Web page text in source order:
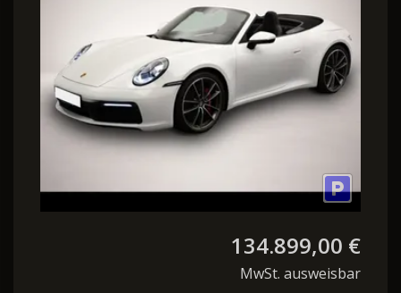
134.899,00 €
MwSt. ausweisbar